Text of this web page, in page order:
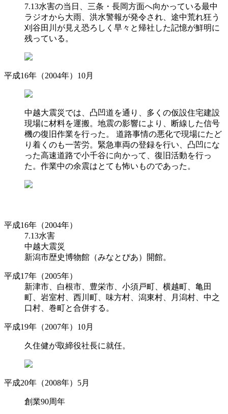
7.13水害の当日、三条・長岡方面へ向かっている最中
ラジオから大雨、洪水警報が発令され、途中荒れ狂う
刈谷田川が見え恐ろしく早々と帰社した記憶が鮮明に
残っている。
平成16年（2004年）10月
中越大震災では、凸凹道を通り、多くの仮設住宅建設
現場に材料を運搬。地震の影響により、断線した信号
機の復旧作業を行った。 道路事情の悪化で現場にたど
り着くのも一苦労。緊急車両の登録を行い、凸凹にな
った高速道路で小千谷に向かって、復旧活動を行っ
た。作業中の余震はとても怖いものであった。
平成16年（2004年）
7.13水害
中越大震災
新潟市歴史博物館（みなとぴあ）開館。
平成17年（2005年）
新津市、白根市、豊栄市、小須戸町、横越町、亀田
町、岩室村、西川町、味方村、潟東村、月潟村、中之
口村、巻町と合併する。
平成19年（2007年）10月
久住健が取締役社長に就任。
平成20年（2008年）5月
創業90周年